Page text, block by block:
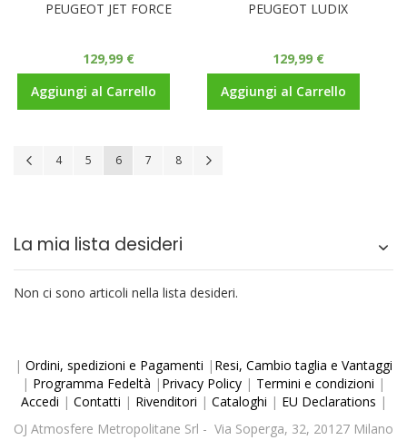
PEUGEOT JET FORCE
129,99 €
Aggiungi al Carrello
PEUGEOT LUDIX
129,99 €
Aggiungi al Carrello
PaginaPagina
Precedente
Pagina
4 Pagina
5 Attualmente stai leggendo la pagina
6 Pagina
7 Pagina
8
La mia lista desideri
Non ci sono articoli nella lista desideri.
| Ordini, spedizioni e Pagamenti | Resi, Cambio taglia e Vantaggi
| Programma Fedeltà | Privacy Policy | Termini e condizioni |
Accedi | Contatti | Rivenditori | Cataloghi | EU Declarations |
OJ Atmosfere Metropolitane Srl - Via Soperga, 32, 20127 Milano